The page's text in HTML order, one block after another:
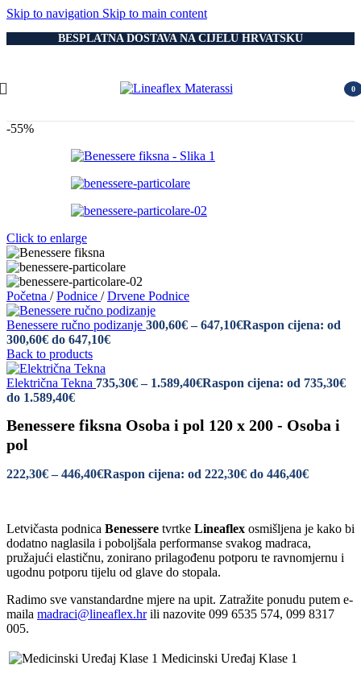
Skip to navigation Skip to main content
BESPLATNA DOSTAVA NA CIJELU HRVATSKU
0
-55%
Click to enlarge
Početna / Podnice / Drvene Podnice
Benessere ručno podizanje 300,60€ – 647,10€Raspon cijena: od
300,60€ do 647,10€
Back to products
Električna Tekna 735,30€ – 1.589,40€Raspon cijena: od 735,30€
do 1.589,40€
Benessere fiksna Osoba i pol 120 x 200 - Osoba i
pol
222,30€ – 446,40€Raspon cijena: od 222,30€ do 446,40€
Letvičasta podnica Benessere tvrtke Lineaflex osmišljena je kako bi
dodatno naglasila i poboljšala performanse svakog madraca,
pružajući elastičnu, zonirano prilagođenu potporu te ravnomjernu i
ugodnu potporu tijelu od glave do stopala.
Radimo sve vanstandardne mjere na upit. Zatražite ponudu putem e-
maila madraci@lineaflex.hrili nazovite 099 6535 574, 099 8317
005.
Medicinski Uređaj Klase 1